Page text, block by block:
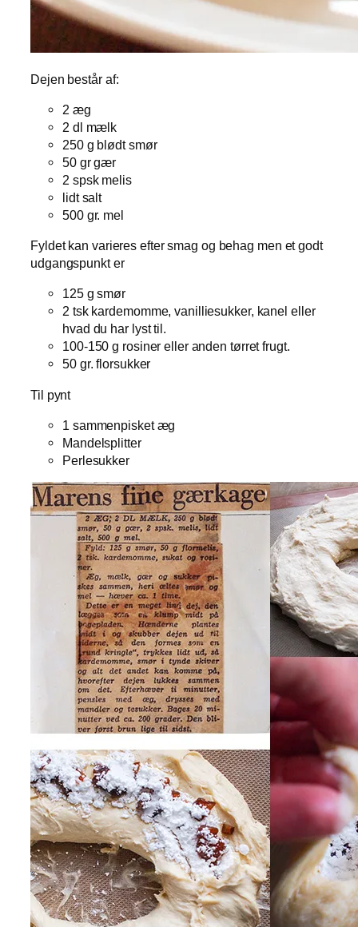
Dejen består af:
2 æg
2 dl mælk
250 g blødt smør
50 gr gær
2 spsk melis
lidt salt
500 gr. mel
Fyldet kan varieres efter smag og behag men et godt
udgangspunkt er
125 g smør
2 tsk kardemomme, vanilliesukker, kanel eller
hvad du har lyst til.
100-150 g rosiner eller anden tørret frugt.
50 gr. florsukker
Til pynt
1 sammenpisket æg
Mandelsplitter
Perlesukker